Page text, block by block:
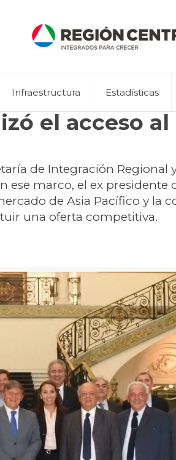
Infraestructura Estadísticas
el acceso
de Integración Regional
marco, el ex presidente
de Asia Pacífico y la
una oferta competitiva.